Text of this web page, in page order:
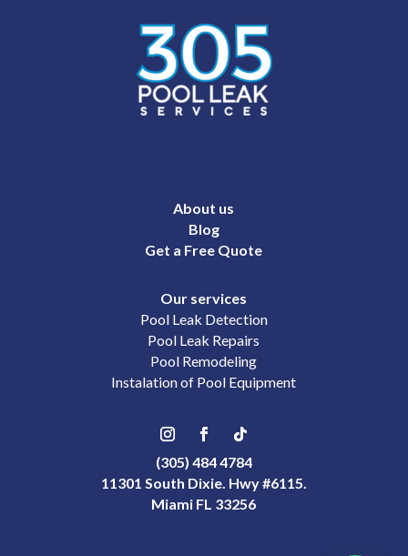
About us
Blog
Get a Free Quote
Our services
Pool Leak Detection
Pool Leak Repairs
Pool Remodeling
Instalation of Pool Equipment
(305) 484 4784
11301 South Dixie. Hwy #6115.
Miami FL 33256